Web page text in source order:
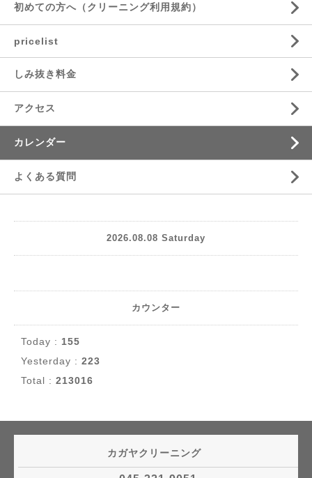
初めての方へ（クリーニング利用規約）
pricelist
しみ抜き料金
アクセス
カレンダー
よくある質問
2026.08.08 Saturday
カウンター
Today : 155
Yesterday : 223
Total : 213016
カガヤクリーニング